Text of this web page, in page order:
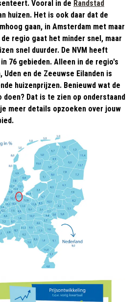
Vooral in de Randstad
huizen. Het is ook daar dat de
gaan, in Amsterdam met maar
regio gaat het minder snel, maar
snel duurder. De NVM heeft
76 gebieden. Alleen in de regio's
Uden en de Zeeuwse Eilanden is
huizenprijzen. Benieuwd wat de
doen? Dat is te zien op onderstaand
meer details opzoeken over jouw